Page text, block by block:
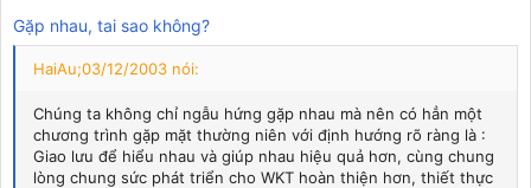
Gặp nhau, tai sao không?
HaiAu;03/12/2003 nói:
Chúng ta không chỉ ngẫu hứng gặp nhau mà nên có hẳn một
chương trình gặp mặt thường niên với định hướng rõ ràng là :
Giao lưu để hiểu nhau và giúp nhau hiệu quả hơn, cùng chung
lòng chung sức phát triển cho WKT hoàn thiện hơn, thiết thực